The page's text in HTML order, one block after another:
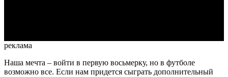
реклама
Наша мечта – войти в первую восьмерку, но в футболе
возможно все. Если нам придется сыграть дополнительный